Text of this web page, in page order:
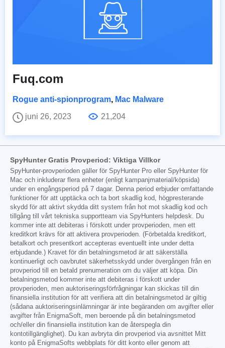
Fuq.com
Rogue anti-spionprogram, Mac Malware
juni 26, 2023
21,204
SpyHunter Gratis Provperiod: Viktiga Villkor
SpyHunter-provperioden gäller för SpyHunter Pro eller SpyHunter för
Mac och inkluderar flera enheter (enligt kampanjmaterial/köpsida)
under en engångsperiod på 7 dagar. Denna period erbjuder omfattande
funktioner för att upptäcka och ta bort skadlig kod, högpresterande
skydd för att aktivt skydda ditt system från hot mot skadlig kod och
tillgång till vårt tekniska supportteam via SpyHunters helpdesk. Du
kommer inte att debiteras i förskott under provperioden, men ett
kreditkort krävs för att aktivera provperioden. (Förbetalda kreditkort,
betalkort och presentkort accepteras eventuellt inte under detta
erbjudande.) Kravet för din betalningsmetod är att säkerställa
kontinuerligt och oavbrutet säkerhetsskydd under övergången från en
provperiod till en betald prenumeration om du väljer att köpa. Din
betalningsmetod kommer inte att debiteras i förskott under
provperioden, men auktoriseringsförfrågningar kan skickas till din
finansiella institution för att verifiera att din betalningsmetod är giltig
(sådana auktoriseringsinlämningar är inte begäranden om avgifter eller
avgifter från EnigmaSoft, men beroende på din betalningsmetod
och/eller din finansiella institution kan de återspegla din
kontotillgänglighet). Du kan avbryta din provperiod via avsnittet Mitt
konto på EnigmaSofts webbplats för ditt konto eller genom att